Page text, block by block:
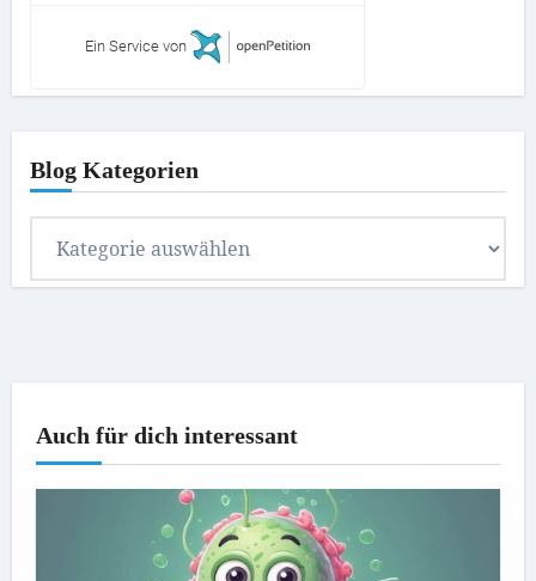
Ein Service von
Blog Kategorien
Kategorien
Auch für dich interessant